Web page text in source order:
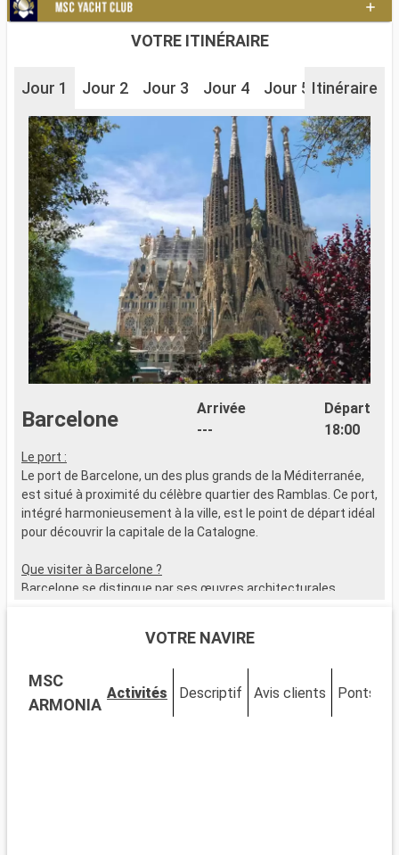
VOTRE ITINÉRAIRE
Jour 1 Jour 2 Jour 3 Jour 4 Jour 5 Jour 6
Itinéraire
Barcelone
Arrivée
---
Départ
18:00
Le port :
Le port de Barcelone, un des plus grands de la Méditerranée,
est situé à proximité du célèbre quartier des Ramblas. Ce port,
intégré harmonieusement à la ville, est le point de départ idéal
pour découvrir la capitale de la Catalogne.
Que visiter à Barcelone ?
Barcelone se distingue par ses œuvres architecturales
historique. Le marché de la Boqueria est un incontournable
Que visiter dans les environs ?
Aux alentours de Barcelone, Montserrat se démarque avec
VOTRE NAVIRE
MSC
ARMONIA
Activités Descriptif Avis clients Ponts